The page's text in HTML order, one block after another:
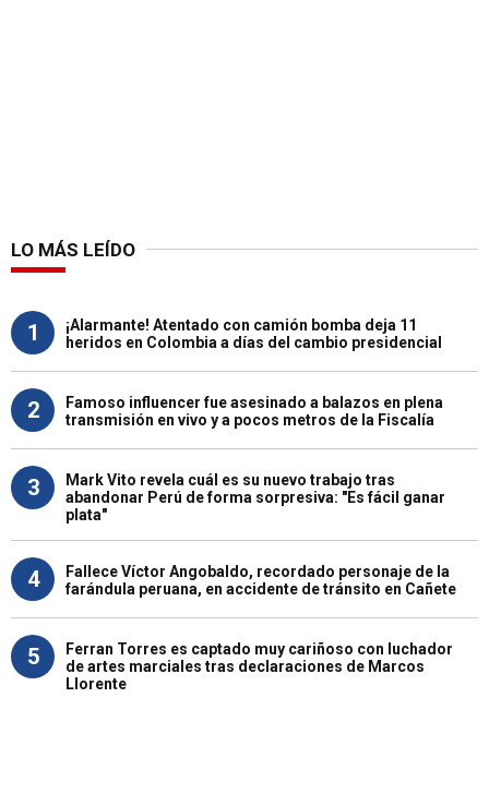
LO MÁS LEÍDO
1
¡Alarmante! Atentado con camión bomba deja 11
heridos en Colombia a días del cambio presidencial
2
Famoso influencer fue asesinado a balazos en plena
transmisión en vivo y a pocos metros de la Fiscalía
3
Mark Vito revela cuál es su nuevo trabajo tras
abandonar Perú de forma sorpresiva: "Es fácil ganar
plata"
4
Fallece Víctor Angobaldo, recordado personaje de la
farándula peruana, en accidente de tránsito en Cañete
5
Ferran Torres es captado muy cariñoso con luchador
de artes marciales tras declaraciones de Marcos
Llorente